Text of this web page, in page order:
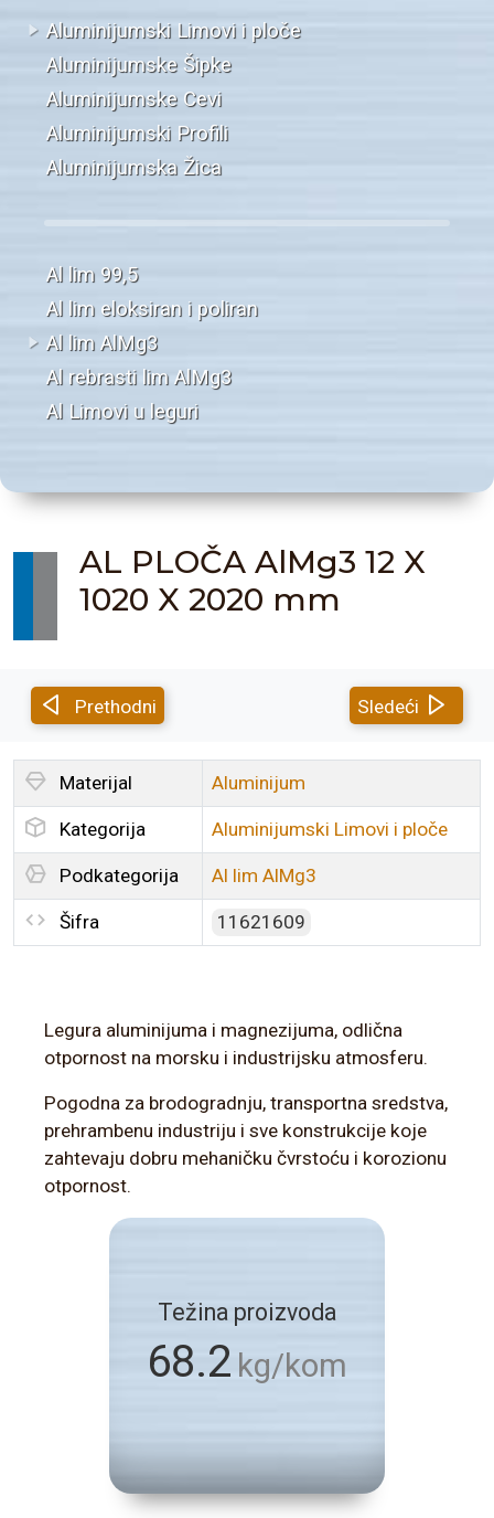
Aluminijumski Limovi i ploče
Aluminijumske Šipke
Aluminijumske Cevi
Aluminijumski Profili
Aluminijumska Žica
Al lim 99,5
Al lim eloksiran i poliran
Al lim AlMg3
Al rebrasti lim AlMg3
Al Limovi u leguri
AL PLOČA AlMg3 12 X
1020 X 2020 mm
Prethodni Sledeći
Materijal Aluminijum
Kategorija Aluminijumski Limovi i ploče
Podkategorija Al lim AlMg3
Šifra 11621609
Legura aluminijuma i magnezijuma, odlična
otpornost na morsku i industrijsku atmosferu.
Pogodna za brodogradnju, transportna sredstva,
prehrambenu industriju i sve konstrukcije koje
zahtevaju dobru mehaničku čvrstoću i korozionu
otpornost.
Težina proizvoda
68.2 kg/kom